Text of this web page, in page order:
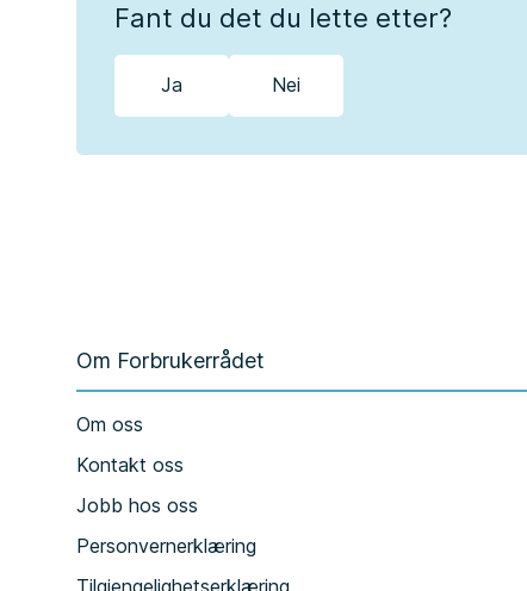
Fant du det du lette etter?
Ja Nei
Om Forbrukerrådet
Om oss
Kontakt oss
Jobb hos oss
Personvernerklæring
Tilgjengelighetserklæring